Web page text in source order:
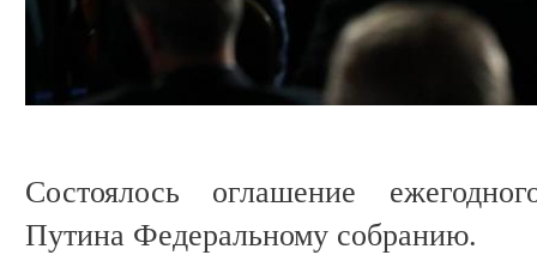
Состоялось оглашение
Путина Федеральному собранию.